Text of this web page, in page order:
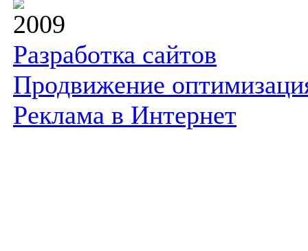
2009
Разработка сайтов
Продвижение
Реклама в Интернет